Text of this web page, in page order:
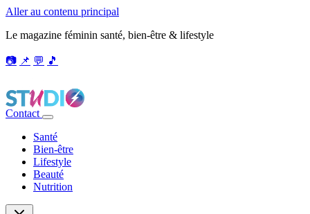
Aller au contenu principal
Le magazine féminin santé, bien-être & lifestyle
📷 📌 💬 🎵
Contact
Santé
Bien-être
Lifestyle
Beauté
Nutrition